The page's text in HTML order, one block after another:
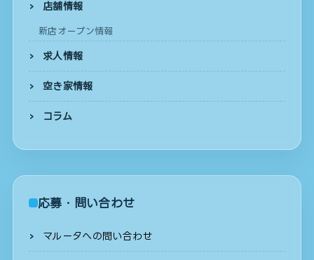
店舗情報
新店オープン情報
求人情報
空き家情報
コラム
応募・問い合わせ
マルータへの問い合わせ